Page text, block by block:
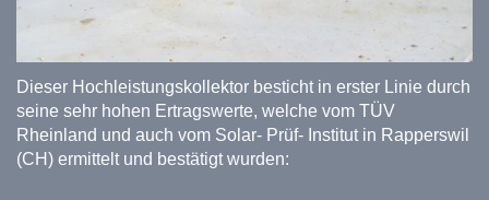
Dieser Hochleistungskollektor besticht in erster Linie durch
seine sehr hohen Ertragswerte, welche vom TÜV
Rheinland und auch vom Solar- Prüf- Institut in Rapperswil
(CH) ermittelt und bestätigt wurden: